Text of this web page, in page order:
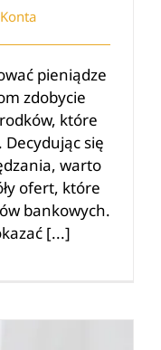
Konta
pieniądze
zdobycie
które
Decydując się
warto
ofert, które
bankowych.
[...]